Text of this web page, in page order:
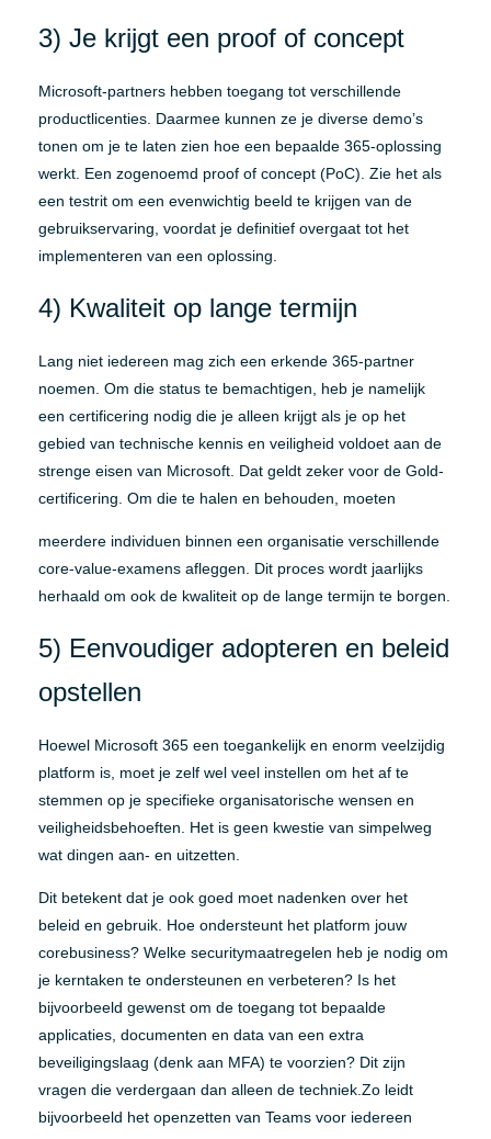
3) Je krijgt een proof of concept
Microsoft-partners hebben toegang tot verschillende
productlicenties. Daarmee kunnen ze je diverse demo’s
tonen om je te laten zien hoe een bepaalde 365-oplossing
werkt. Een zogenoemd proof of concept (PoC). Zie het als
een testrit om een evenwichtig beeld te krijgen van de
gebruikservaring, voordat je definitief overgaat tot het
implementeren van een oplossing.
4) Kwaliteit op lange termijn
Lang niet iedereen mag zich een erkende 365-partner
noemen. Om die status te bemachtigen, heb je namelijk
een certificering nodig die je alleen krijgt als je op het
gebied van technische kennis en veiligheid voldoet aan de
strenge eisen van Microsoft. Dat geldt zeker voor de Gold-
certificering. Om die te halen en behouden, moeten
meerdere individuen binnen een organisatie verschillende
core-value-examens afleggen. Dit proces wordt jaarlijks
herhaald om ook de kwaliteit op de lange termijn te borgen.
5) Eenvoudiger adopteren en beleid
opstellen
Hoewel Microsoft 365 een toegankelijk en enorm veelzijdig
platform is, moet je zelf wel veel instellen om het af te
stemmen op je specifieke organisatorische wensen en
veiligheidsbehoeften. Het is geen kwestie van simpelweg
wat dingen aan- en uitzetten.
Dit betekent dat je ook goed moet nadenken over het
beleid en gebruik. Hoe ondersteunt het platform jouw
corebusiness? Welke securitymaatregelen heb je nodig om
je kerntaken te ondersteunen en verbeteren? Is het
bijvoorbeeld gewenst om de toegang tot bepaalde
applicaties, documenten en data van een extra
beveiligingslaag (denk aan MFA) te voorzien? Dit zijn
vragen die verdergaan dan alleen de techniek.Zo leidt
bijvoorbeeld het openzetten van Teams voor iedereen